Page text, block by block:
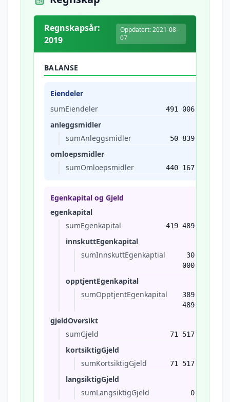
Regnskapsår:
2019
Oppdatert: 2021-08-
07
BALANSE
Eiendeler
sumEiendeler
491 006
anleggsmidler
sumAnleggsmidler
50 839
omloepsmidler
sumOmloepsmidler
440 167
Egenkapital og Gjeld
egenkapital
sumEgenkapital
419 489
innskuttEgenkapital
sumInnskuttEgenkaptial
30
000
opptjentEgenkapital
sumOpptjentEgenkapital
389
489
gjeldOversikt
sumGjeld
71 517
kortsiktigGjeld
sumKortsiktigGjeld
71 517
langsiktigGjeld
sumLangsiktigGjeld
0